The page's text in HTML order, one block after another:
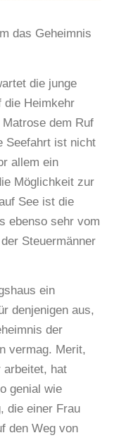
das Geheimnis
die junge
die Heimkehr
dem Ruf
Seefahrt ist nicht
allem ein
Möglichkeit zur
See ist die
ebenso sehr vom
Steuermänner
ein
denjenigen aus,
der
vermag. Merit,
arbeitet, hat
genial wie
die einer Frau
den Weg von